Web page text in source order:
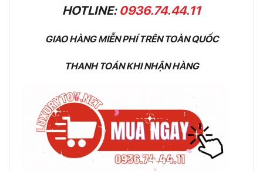
HOTLINE: 0936.74.44.11
GIAO HÀNG MIỄN PHÍ TRÊN TOÀN QUỐC
THANH TOÁN KHI NHẬN HÀNG